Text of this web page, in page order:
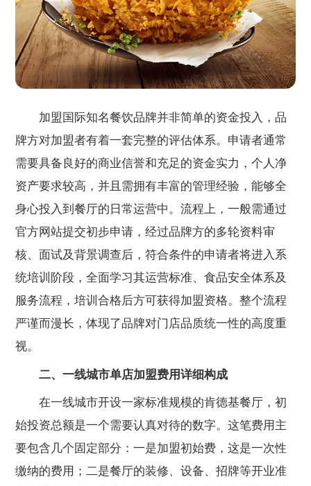
加盟国际知名餐饮品牌并非简单的资金投入，品
牌方对加盟者有着一套完整的评估体系。申请者通常
需要具备良好的商业信誉和充足的资金实力，个人净
资产要求较高，并且需拥有丰富的管理经验，能够全
身心投入到餐厅的日常运营中。流程上，一般需通过
官方网站提交初步申请，经过品牌方的多轮资料审
核、面试及背景调查后，符合条件的申请者将进入系
统培训阶段，全面学习其运营标准、食品安全体系及
服务流程，培训合格后方可获得加盟资格。整个流程
严谨而漫长，体现了品牌对门店品质统一性的高度重
视。
二、一线城市单店加盟费用详细构成
在一线城市开设一家标准规模的肯德基餐厅，初
始投资总额是一个需要认真对待的数字。这笔费用主
要包含几个固定部分：一是加盟初始费，这是一次性
缴纳的费用；二是餐厅的装修、设备、招牌等开业准